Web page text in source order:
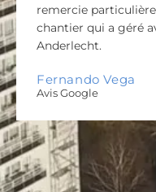
remercie
chantier qui a géré
Anderlecht.
Fernando Vega
Avis Google